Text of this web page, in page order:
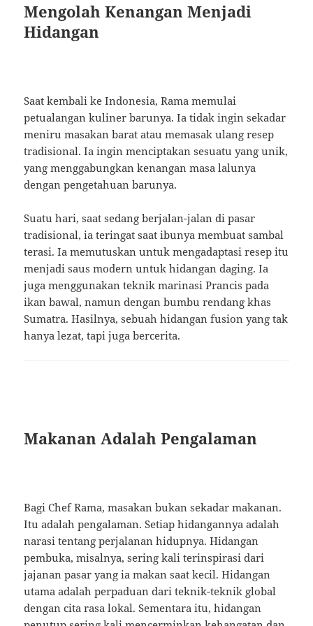
Mengolah Kenangan Menjadi
Hidangan
Saat kembali ke Indonesia, Rama memulai
petualangan kuliner barunya. Ia tidak ingin sekadar
meniru masakan barat atau memasak ulang resep
tradisional. Ia ingin menciptakan sesuatu yang unik,
yang menggabungkan kenangan masa lalunya
dengan pengetahuan barunya.
Suatu hari, saat sedang berjalan-jalan di pasar
tradisional, ia teringat saat ibunya membuat sambal
terasi. Ia memutuskan untuk mengadaptasi resep itu
menjadi saus modern untuk hidangan daging. Ia
juga menggunakan teknik marinasi Prancis pada
ikan bawal, namun dengan bumbu rendang khas
Sumatra. Hasilnya, sebuah hidangan fusion yang tak
hanya lezat, tapi juga bercerita.
Makanan Adalah Pengalaman
Bagi Chef Rama, masakan bukan sekadar makanan.
Itu adalah pengalaman. Setiap hidangannya adalah
narasi tentang perjalanan hidupnya. Hidangan
pembuka, misalnya, sering kali terinspirasi dari
jajanan pasar yang ia makan saat kecil. Hidangan
utama adalah perpaduan dari teknik-teknik global
dengan cita rasa lokal. Sementara itu, hidangan